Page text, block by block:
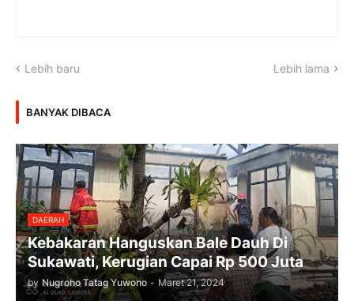
Lebih baru Lebih lama
BANYAK DIBACA
DAERAH
Kebakaran Hanguskan Bale Dauh Di
Sukawati, Kerugian Capai Rp 500 Juta
by Nugroho Tatag Yuwono - Maret 21, 2024